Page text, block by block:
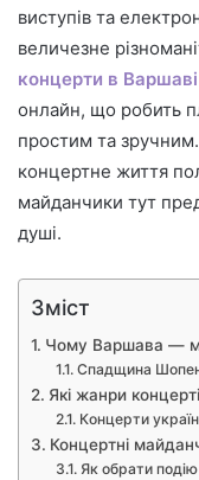
виступів та
величезне
концерти в Варшаві
онлайн, що робить
простим та
концертне життя
майданчики тут
душі.
Зміст
Чому Варшава —
Спадщина
Які жанри
Концерти
Концертні
Як обрати подію